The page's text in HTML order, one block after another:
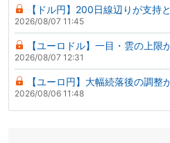
【ドル円】200日線辺りが支持
2026/08/07 11:45
【ユーロドル】一目・雲の上
2026/08/07 12:31
【ユーロ円】大幅続落後の調整
2026/08/06 11:48